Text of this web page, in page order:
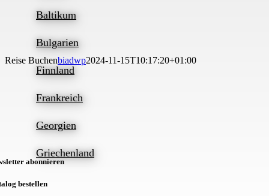
Baltikum
Bulgarien
Finnland
Frankreich
Georgien
Griechenland
Reise Buchenbiadwp2024-11-15T10:17:20+01:00
abonnieren
bestellen